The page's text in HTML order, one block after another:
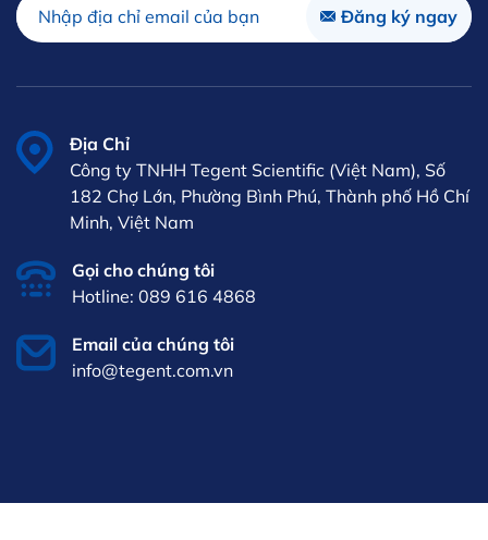
Địa Chỉ
Công ty TNHH Tegent Scientific (Việt Nam), Số
182 Chợ Lớn, Phường Bình Phú, Thành phố Hồ Chí
Minh, Việt Nam
Gọi cho chúng tôi
Hotline: 089 616 4868
Email của chúng tôi
info@tegent.com.vn